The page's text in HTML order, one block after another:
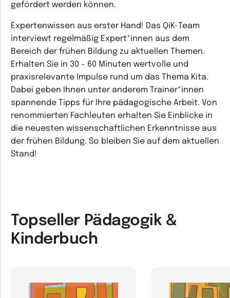
gefördert werden können.
Expertenwissen aus erster Hand! Das QiK-Team
interviewt regelmäßig Expert*innen aus dem
Bereich der frühen Bildung zu aktuellen Themen.
Erhalten Sie in 30 – 60 Minuten wertvolle und
praxisrelevante Impulse rund um das Thema Kita.
Dabei geben Ihnen unter anderem Trainer*innen
spannende Tipps für Ihre pädagogische Arbeit. Von
renommierten Fachleuten erhalten Sie Einblicke in
die neuesten wissenschaftlichen Erkenntnisse aus
der frühen Bildung. So bleiben Sie auf dem aktuellen
Stand!
Topseller Pädagogik &
Kinderbuch